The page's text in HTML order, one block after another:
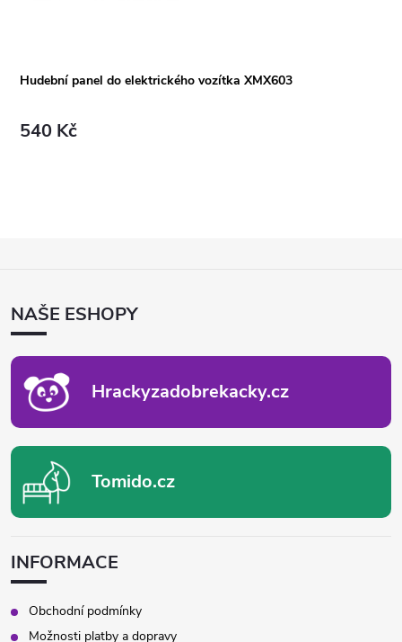
Hudební panel do elektrického vozítka XMX603
540 Kč
ANAŠE ESHOPY
Hrackyzadobrekacky.cz
Tomido.cz
INFORMACE
Obchodní podmínky
Možnosti platby a dopravy